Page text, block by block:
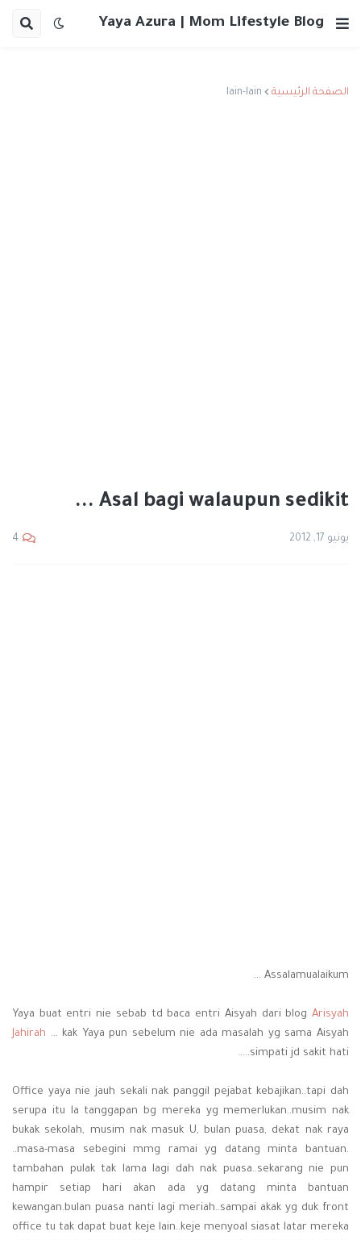
Yaya Azura | Mom Lifestyle Blog
الصفحة الرئيسية lain-lain
Asal bagi walaupun sedikit ...
يونيو 17, 2012 4
Assalamualaikum ...
Yaya buat entri nie sebab td baca entri Aisyah dari blog Arisyah
Jahirah ... kak Yaya pun sebelum nie ada masalah yg sama Aisyah
...simpati jd sakit hati..
Office yaya nie jauh sekali nak panggil pejabat kebajikan..tapi dah
serupa itu la tanggapan bg mereka yg memerlukan..musim nak
bukak sekolah, musim nak masuk U, bulan puasa, dekat nak raya
..masa-masa sebegini mmg ramai yg datang minta bantuan.
tambahan pulak tak lama lagi dah nak puasa..sekarang nie pun
hampir setiap hari akan ada yg datang minta bantuan
kewangan.bulan puasa nanti lagi meriah..sampai akak yg duk front
office tu tak dapat buat keje lain..keje menyoal siasat latar mereka